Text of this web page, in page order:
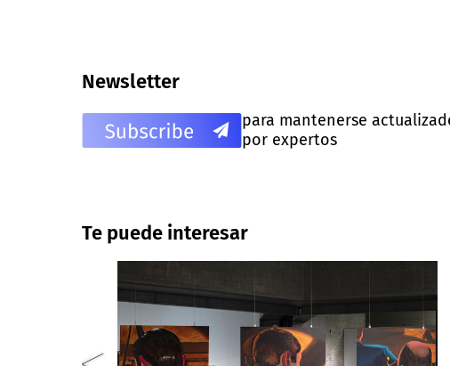
Newsletter
para mantenerse
por expertos
Te puede interesar